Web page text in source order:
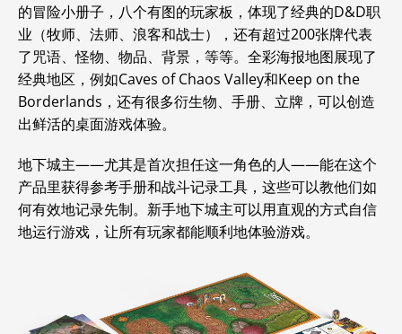
的冒险小册子，八个有图的玩家板，体现了经典的D&D职
业（牧师、法师、浪客和战士），还有超过200张牌代表
了咒语、怪物、物品、背景，等等。全彩海报地图展现了
经典地区，例如Caves of Chaos Valley和Keep on the
Borderlands，还有很多衍生物、手册、立牌，可以创造
出鲜活的桌面游戏体验。
地下城主——尤其是首次担任这一角色的人——能在这个
产品里获得参考手册和战斗记录工具，这些可以教他们如
何有效地记录先制。新手地下城主可以用直观的方式自信
地运行游戏，让所有玩家都能顺利地体验游戏。